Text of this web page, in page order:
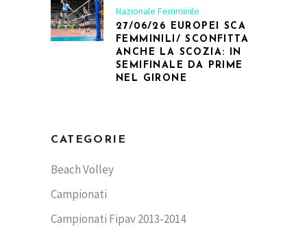
Nazionale Femminile
27/06/26 EUROPEI SCA
FEMMINILI/ SCONFITTA
ANCHE LA SCOZIA: IN
SEMIFINALE DA PRIME
NEL GIRONE
CATEGORIE
Beach Volley
Campionati
Campionati Fipav 2013-2014